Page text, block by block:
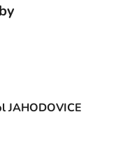
JAHODOVICE